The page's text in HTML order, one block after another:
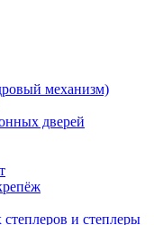
механизм)
дверей
и степлеры